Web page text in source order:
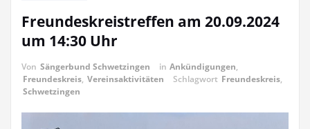
Freundeskreistreffen am 20.09.2024
um 14:30 Uhr
Von Sängerbund Schwetzingen in Ankündigungen,
Freundeskreis, Vereinsaktivitäten Schlagwort Freundeskreis,
Schwetzingen